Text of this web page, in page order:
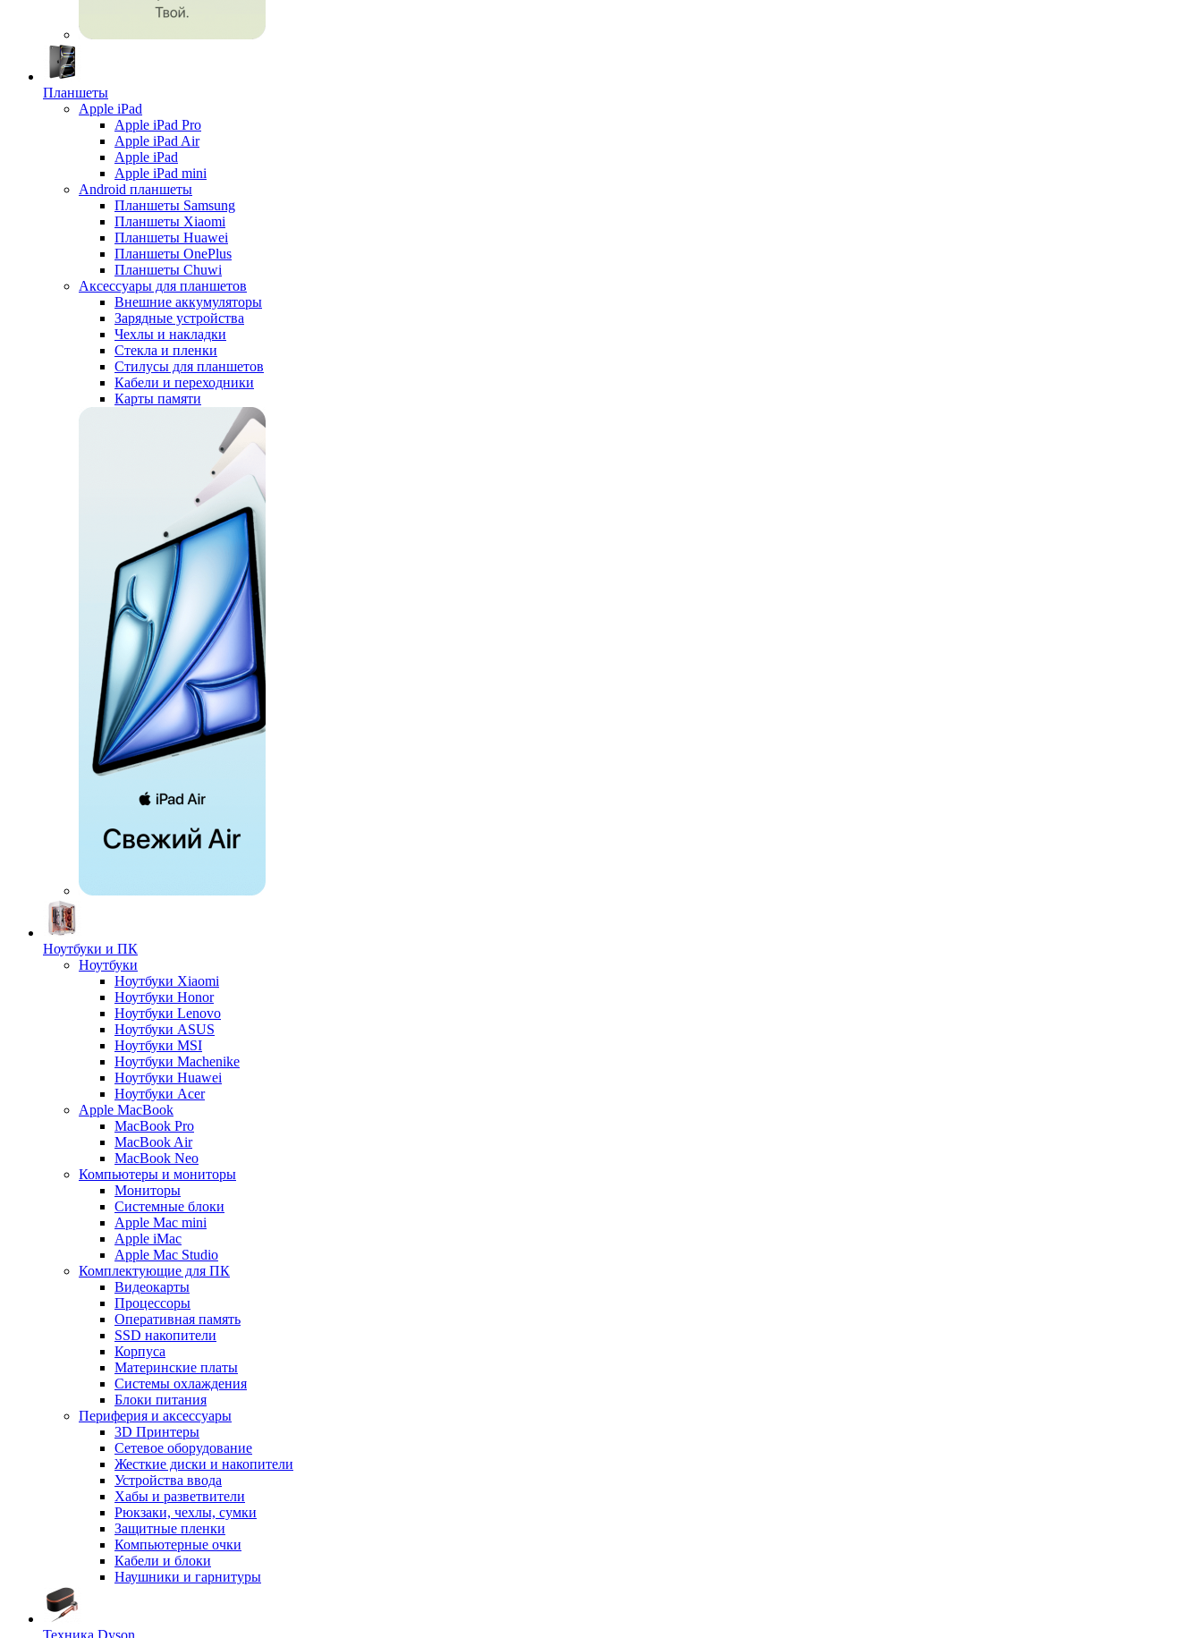
Планшеты
Apple iPad
Apple iPad Pro
Apple iPad Air
Apple iPad
Apple iPad mini
Android планшеты
Планшеты Samsung
Планшеты Xiaomi
Планшеты Huawei
Планшеты OnePlus
Планшеты Chuwi
Аксессуары для планшетов
Внешние аккумуляторы
Зарядные устройства
Чехлы и накладки
Стекла и пленки
Стилусы для планшетов
Кабели и переходники
Карты памяти
Ноутбуки и ПК
Ноутбуки
Ноутбуки Xiaomi
Ноутбуки Honor
Ноутбуки Lenovo
Ноутбуки ASUS
Ноутбуки MSI
Ноутбуки Machenike
Ноутбуки Huawei
Ноутбуки Acer
Apple MacBook
MacBook Pro
MacBook Air
MacBook Neo
Компьютеры и мониторы
Мониторы
Системные блоки
Apple Mac mini
Apple iMac
Apple Mac Studio
Комплектующие для ПК
Видеокарты
Процессоры
Оперативная память
SSD накопители
Корпуса
Материнские платы
Системы охлаждения
Блоки питания
Периферия и аксессуары
3D Принтеры
Сетевое оборудование
Жесткие диски и накопители
Устройства ввода
Хабы и разветвители
Рюкзаки, чехлы, сумки
Защитные пленки
Компьютерные очки
Кабели и блоки
Наушники и гарнитуры
Техника Dyson